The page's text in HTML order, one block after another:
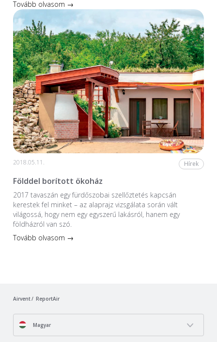
Tovább olvasom →
2018.05.11. Hírek
Földdel borított ökoház
2017 tavaszán egy fürdőszobai szellőztetés kapcsán
kerestek fel minket – az alaprajz vizsgálata során vált
világossá, hogy nem egy egyszerű lakásról, hanem egy
földházról van szó.
Tovább olvasom →
Airvent ReportAir
Magyar